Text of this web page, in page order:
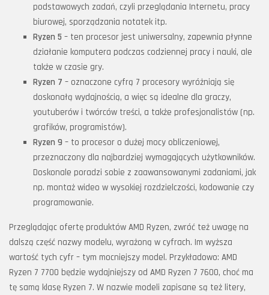
podstawowych zadań, czyli przeglądania Internetu, pracy
biurowej, sporządzania notatek itp.
Ryzen 5 – ten procesor jest uniwersalny, zapewnia płynne
działanie komputera podczas codziennej pracy i nauki, ale
także w czasie gry.
Ryzen 7 – oznaczone cyfrą 7 procesory wyróżniają się
doskonałą wydajnością, a więc są idealne dla graczy,
youtuberów i twórców treści, a także profesjonalistów (np.
grafików, programistów).
Ryzen 9 – to procesor o dużej mocy obliczeniowej,
przeznaczony dla najbardziej wymagających użytkowników.
Doskonale poradzi sobie z zaawansowanymi zadaniami, jak
np. montaż wideo w wysokiej rozdzielczości, kodowanie czy
programowanie.
Przeglądając ofertę produktów AMD Ryzen, zwróć też uwagę na
dalszą część nazwy modelu, wyrażoną w cyfrach. Im wyższa
wartość tych cyfr – tym mocniejszy model. Przykładowo: AMD
Ryzen 7 7700 będzie wydajniejszy od AMD Ryzen 7 7600, choć ma
tę samą klasę Ryzen 7. W nazwie modeli zapisane są też litery,